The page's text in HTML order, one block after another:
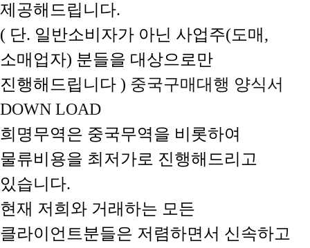
제공해드립니다.
( 단. 일반소비자가 아닌 사업주(도매,
소매업자) 분들을 대상으로만
진행해드립니다 ) 중국구매대행 양식서
DOWN LOAD
희명무역은 중국무역을 비롯하여
물류비용을 최저가로 진행해드리고
있습니다.
현재 저희와 거래하는 모든
클라이언트분들은 저렴하면서 신속하고